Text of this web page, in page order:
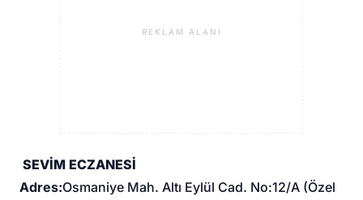
REKLAM ALANI
SEVİM ECZANESİ
Adres:Osmaniye Mah. Altı Eylül Cad. No:12/A (Özel